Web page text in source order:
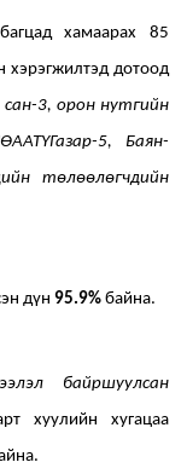
хамаарах 85
хэрэгжилтэд дотоод
сан-3, орон нутгийн
5, Баян-
төлөөлөгчдийн
дүн 95.9% байна.
байршуулсан
хуулийн хугацаа